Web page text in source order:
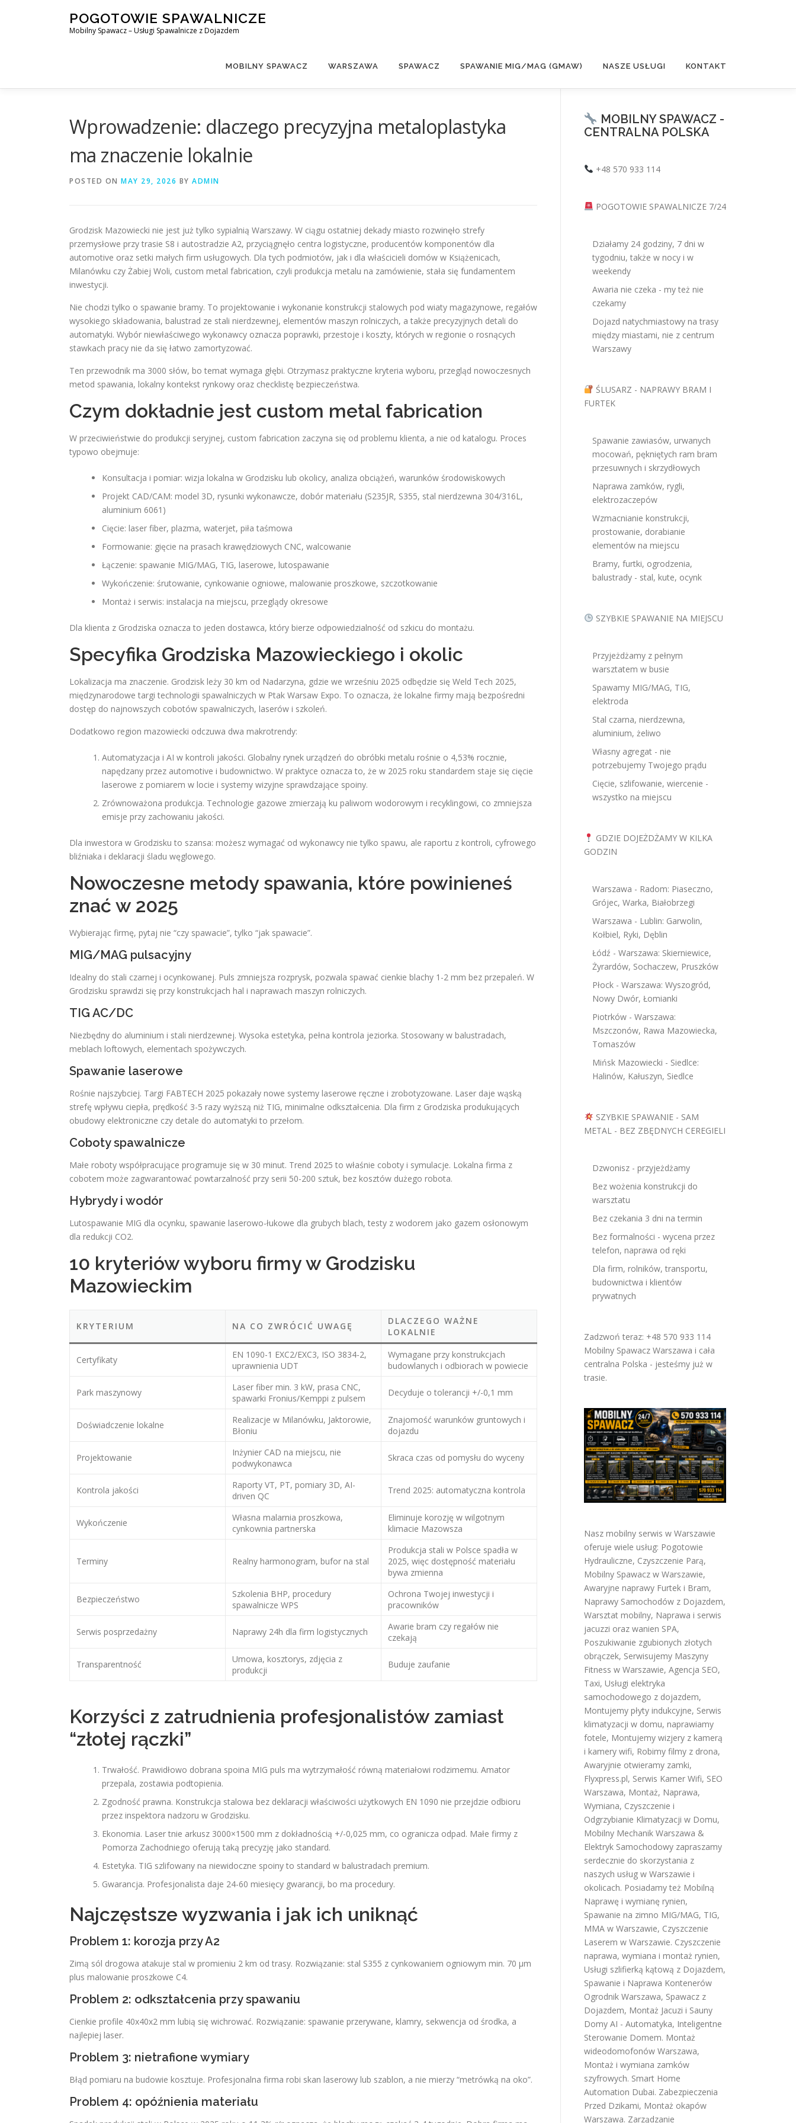
POGOTOWIE SPAWALNICZE
Mobilny Spawacz – Usługi Spawalnicze z Dojazdem
MOBILNY SPAWACZ WARSZAWA SPAWACZ SPAWANIE MIG/MAG (GMAW) NASZE USŁUGI KONTAKT
Wprowadzenie: dlaczego precyzyjna metaloplastyka
ma znaczenie lokalnie
POSTED ON MAY 29, 2026 BY ADMIN
Grodzisk Mazowiecki nie jest już tylko sypialnią Warszawy. W ciągu ostatniej dekady miasto rozwinęło strefy
przemysłowe przy trasie S8 i autostradzie A2, przyciągnęło centra logistyczne, producentów komponentów dla
automotive oraz setki małych firm usługowych. Dla tych podmiotów, jak i dla właścicieli domów w Książenicach,
Milanówku czy Żabiej Woli, custom metal fabrication, czyli produkcja metalu na zamówienie, stała się fundamentem
inwestycji.
Nie chodzi tylko o spawanie bramy. To projektowanie i wykonanie konstrukcji stalowych pod wiaty magazynowe, regałów
wysokiego składowania, balustrad ze stali nierdzewnej, elementów maszyn rolniczych, a także precyzyjnych detali do
automatyki. Wybór niewłaściwego wykonawcy oznacza poprawki, przestoje i koszty, których w regionie o rosnących
stawkach pracy nie da się łatwo zamortyzować.
Ten przewodnik ma 3000 słów, bo temat wymaga głębi. Otrzymasz praktyczne kryteria wyboru, przegląd nowoczesnych
metod spawania, lokalny kontekst rynkowy oraz checklistę bezpieczeństwa.
Czym dokładnie jest custom metal fabrication
W przeciwieństwie do produkcji seryjnej, custom fabrication zaczyna się od problemu klienta, a nie od katalogu. Proces
typowo obejmuje:
Konsultacja i pomiar: wizja lokalna w Grodzisku lub okolicy, analiza obciążeń, warunków środowiskowych
Projekt CAD/CAM: model 3D, rysunki wykonawcze, dobór materiału (S235JR, S355, stal nierdzewna 304/316L,
aluminium 6061)
Cięcie: laser fiber, plazma, waterjet, piła taśmowa
Formowanie: gięcie na prasach krawędziowych CNC, walcowanie
Łączenie: spawanie MIG/MAG, TIG, laserowe, lutospawanie
Wykończenie: śrutowanie, cynkowanie ogniowe, malowanie proszkowe, szczotkowanie
Montaż i serwis: instalacja na miejscu, przeglądy okresowe
Dla klienta z Grodziska oznacza to jeden dostawca, który bierze odpowiedzialność od szkicu do montażu.
Specyfika Grodziska Mazowieckiego i okolic
Lokalizacja ma znaczenie. Grodzisk leży 30 km od Nadarzyna, gdzie we wrześniu 2025 odbędzie się Weld Tech 2025,
międzynarodowe targi technologii spawalniczych w Ptak Warsaw Expo. To oznacza, że lokalne firmy mają bezpośredni
dostęp do najnowszych cobotów spawalniczych, laserów i szkoleń.
Dodatkowo region mazowiecki odczuwa dwa makrotrendy:
Automatyzacja i AI w kontroli jakości. Globalny rynek urządzeń do obróbki metalu rośnie o 4,53% rocznie,
napędzany przez automotive i budownictwo. W praktyce oznacza to, że w 2025 roku standardem staje się cięcie
laserowe z pomiarem w locie i systemy wizyjne sprawdzające spoiny.
Zrównoważona produkcja. Technologie gazowe zmierzają ku paliwom wodorowym i recyklingowi, co zmniejsza
emisje przy zachowaniu jakości.
Dla inwestora w Grodzisku to szansa: możesz wymagać od wykonawcy nie tylko spawu, ale raportu z kontroli, cyfrowego
bliźniaka i deklaracji śladu węglowego.
Nowoczesne metody spawania, które powinieneś
znać w 2025
Wybierając firmę, pytaj nie “czy spawacie”, tylko “jak spawacie”.
MIG/MAG pulsacyjny
Idealny do stali czarnej i ocynkowanej. Puls zmniejsza rozprysk, pozwala spawać cienkie blachy 1-2 mm bez przepaleń. W
Grodzisku sprawdzi się przy konstrukcjach hal i naprawach maszyn rolniczych.
TIG AC/DC
Niezbędny do aluminium i stali nierdzewnej. Wysoka estetyka, pełna kontrola jeziorka. Stosowany w balustradach,
meblach loftowych, elementach spożywczych.
Spawanie laserowe
Rośnie najszybciej. Targi FABTECH 2025 pokazały nowe systemy laserowe ręczne i zrobotyzowane. Laser daje wąską
strefę wpływu ciepła, prędkość 3-5 razy wyższą niż TIG, minimalne odkształcenia. Dla firm z Grodziska produkujących
obudowy elektroniczne czy detale do automatyki to przełom.
Coboty spawalnicze
Małe roboty współpracujące programuje się w 30 minut. Trend 2025 to właśnie coboty i symulacje. Lokalna firma z
cobotem może zagwarantować powtarzalność przy serii 50-200 sztuk, bez kosztów dużego robota.
Hybrydy i wodór
Lutospawanie MIG dla ocynku, spawanie laserowo-łukowe dla grubych blach, testy z wodorem jako gazem osłonowym
dla redukcji CO2.
10 kryteriów wyboru firmy w Grodzisku
Mazowieckim
KRYTERIUM NA CO ZWRÓCIĆ UWAGĘ
DLACZEGO WAŻNE
LOKALNIE
Certyfikaty
EN 1090-1 EXC2/EXC3, ISO 3834-2,
uprawnienia UDT
Wymagane przy konstrukcjach
budowlanych i odbiorach w powiecie
Park maszynowy
Laser fiber min. 3 kW, prasa CNC,
spawarki Fronius/Kemppi z pulsem
Decyduje o tolerancji +/-0,1 mm
Doświadczenie lokalne
Realizacje w Milanówku, Jaktorowie,
Błoniu
Znajomość warunków gruntowych i
dojazdu
Projektowanie
Inżynier CAD na miejscu, nie
podwykonawca
Skraca czas od pomysłu do wyceny
Kontrola jakości
Raporty VT, PT, pomiary 3D, AI-
driven QC
Trend 2025: automatyczna kontrola
Wykończenie
Własna malarnia proszkowa,
cynkownia partnerska
Eliminuje korozję w wilgotnym
klimacie Mazowsza
Terminy Realny harmonogram, bufor na stal
Produkcja stali w Polsce spadła w
2025, więc dostępność materiału
bywa zmienna
Bezpieczeństwo
Szkolenia BHP, procedury
spawalnicze WPS
Ochrona Twojej inwestycji i
pracowników
Serwis posprzedażny Naprawy 24h dla firm logistycznych
Awarie bram czy regałów nie
czekają
Transparentność
Umowa, kosztorys, zdjęcia z
produkcji
Buduje zaufanie
Korzyści z zatrudnienia profesjonalistów zamiast
“złotej rączki”
Trwałość. Prawidłowo dobrana spoina MIG puls ma wytrzymałość równą materiałowi rodzimemu. Amator
przepala, zostawia podtopienia.
Zgodność prawna. Konstrukcja stalowa bez deklaracji właściwości użytkowych EN 1090 nie przejdzie odbioru
przez inspektora nadzoru w Grodzisku.
Ekonomia. Laser tnie arkusz 3000×1500 mm z dokładnością +/-0,025 mm, co ogranicza odpad. Małe firmy z
Pomorza Zachodniego oferują taką precyzję jako standard.
Estetyka. TIG szlifowany na niewidoczne spoiny to standard w balustradach premium.
Gwarancja. Profesjonalista daje 24-60 miesięcy gwarancji, bo ma procedury.
Najczęstsze wyzwania i jak ich uniknąć
Problem 1: korozja przy A2
Zimą sól drogowa atakuje stal w promieniu 2 km od trasy. Rozwiązanie: stal S355 z cynkowaniem ogniowym min. 70 µm
plus malowanie proszkowe C4.
Problem 2: odkształcenia przy spawaniu
Cienkie profile 40x40x2 mm lubią się wichrować. Rozwiązanie: spawanie przerywane, klamry, sekwencja od środka, a
najlepiej laser.
Problem 3: nietrafione wymiary
Błąd pomiaru na budowie kosztuje. Profesjonalna firma robi skan laserowy lub szablon, a nie mierzy “metrówką na oko”.
Problem 4: opóźnienia materiału
MOBILNY SPAWACZ -
CENTRALNA POLSKA
+48 570 933 114
POGOTOWIE SPAWALNICZE 7/24
Działamy 24 godziny, 7 dni w
tygodniu, także w nocy i w
weekendy
Awaria nie czeka - my też nie
czekamy
Dojazd natychmiastowy na trasy
między miastami, nie z centrum
Warszawy
ŚLUSARZ - NAPRAWY BRAM I
FURTEK
Spawanie zawiasów, urwanych
mocowań, pękniętych ram bram
przesuwnych i skrzydłowych
Naprawa zamków, rygli,
elektrozaczepów
Wzmacnianie konstrukcji,
prostowanie, dorabianie
elementów na miejscu
Bramy, furtki, ogrodzenia,
balustrady - stal, kute, ocynk
SZYBKIE SPAWANIE NA MIEJSCU
Przyjeżdżamy z pełnym
warsztatem w busie
Spawamy MIG/MAG, TIG,
elektroda
Stal czarna, nierdzewna,
aluminium, żeliwo
Własny agregat - nie
potrzebujemy Twojego prądu
Cięcie, szlifowanie, wiercenie -
wszystko na miejscu
GDZIE DOJEŻDŻAMY W KILKA
GODZIN
Warszawa - Radom: Piaseczno,
Grójec, Warka, Białobrzegi
Warszawa - Lublin: Garwolin,
Kołbiel, Ryki, Dęblin
Łódź - Warszawa: Skierniewice,
Żyrardów, Sochaczew, Pruszków
Płock - Warszawa: Wyszogród,
Nowy Dwór, Łomianki
Piotrków - Warszawa:
Mszczonów, Rawa Mazowiecka,
Tomaszów
Mińsk Mazowiecki - Siedlce:
Halinów, Kałuszyn, Siedlce
SZYBKIE SPAWANIE - SAM
METAL - BEZ ZBĘDNYCH CEREGIELI
Dzwonisz - przyjeżdżamy
Bez wożenia konstrukcji do
warsztatu
Bez czekania 3 dni na termin
Bez formalności - wycena przez
telefon, naprawa od ręki
Dla firm, rolników, transportu,
budownictwa i klientów
prywatnych
Zadzwoń teraz: +48 570 933 114
Mobilny Spawacz Warszawa i cała
centralna Polska - jesteśmy już w
trasie.
Nasz mobilny serwis w Warszawie
oferuje wiele usług: Pogotowie
Hydrauliczne, Czyszczenie Parą,
Mobilny Spawacz w Warszawie,
Awaryjne naprawy Furtek i Bram,
Naprawy Samochodów z Dojazdem,
Warsztat mobilny, Naprawa i serwis
jacuzzi oraz wanien SPA,
Poszukiwanie zgubionych złotych
obrączek, Serwisujemy Maszyny
Fitness w Warszawie, Agencja SEO,
Taxi, Usługi elektryka
samochodowego z dojazdem,
Montujemy płyty indukcyjne, Serwis
klimatyzacji w domu, naprawiamy
fotele, Montujemy wizjery z kamerą
i kamery wifi, Robimy filmy z drona,
Awaryjnie otwieramy zamki,
Flyxpress.pl, Serwis Kamer Wifi, SEO
Warszawa, Montaż, Naprawa,
Wymiana, Czyszczenie i
Odgrzybianie Klimatyzacji w Domu,
Mobilny Mechanik Warszawa &
Elektryk Samochodowy zapraszamy
serdecznie do skorzystania z
naszych usług w Warszawie i
okolicach. Posiadamy też Mobilną
Naprawę i wymianę rynien,
Spawanie na zimno MIG/MAG, TIG,
MMA w Warszawie, Czyszczenie
Laserem w Warszawie. Czyszczenie
naprawa, wymiana i montaż rynien,
Usługi szlifierką kątową z Dojazdem,
Spawanie i Naprawa Kontenerów
Ogrodnik Warszawa, Spawacz z
Dojazdem, Montaż Jacuzi i Sauny
Domy AI - Automatyka, Inteligentne
Sterowanie Domem. Montaż
wideodomofonów Warszawa,
Montaż i wymiana zamków
szyfrowych. Smart Home
Automation Dubai. Zabezpieczenia
Przed Dzikami, Montaż okapów
Warszawa. Zarządzanie